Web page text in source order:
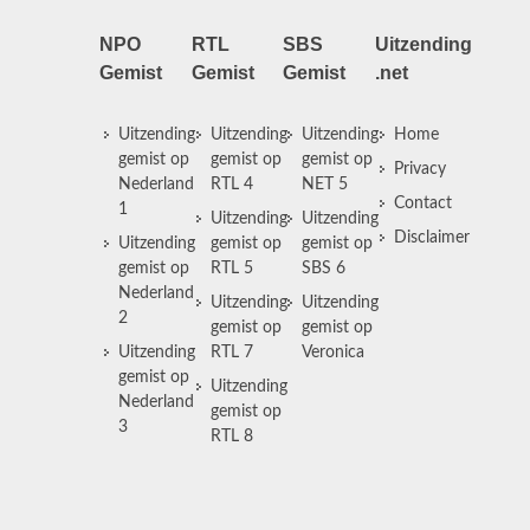
NPO
Gemist
Uitzending
gemist op
Nederland
1
Uitzending
gemist op
Nederland
2
Uitzending
gemist op
Nederland
3
RTL
Gemist
Uitzending
gemist op
RTL 4
Uitzending
gemist op
RTL 5
Uitzending
gemist op
RTL 7
Uitzending
gemist op
RTL 8
SBS
Gemist
Uitzending
gemist op
NET 5
Uitzending
gemist op
SBS 6
Uitzending
gemist op
Veronica
Uitzending
.net
Home
Privacy
Contact
Disclaimer